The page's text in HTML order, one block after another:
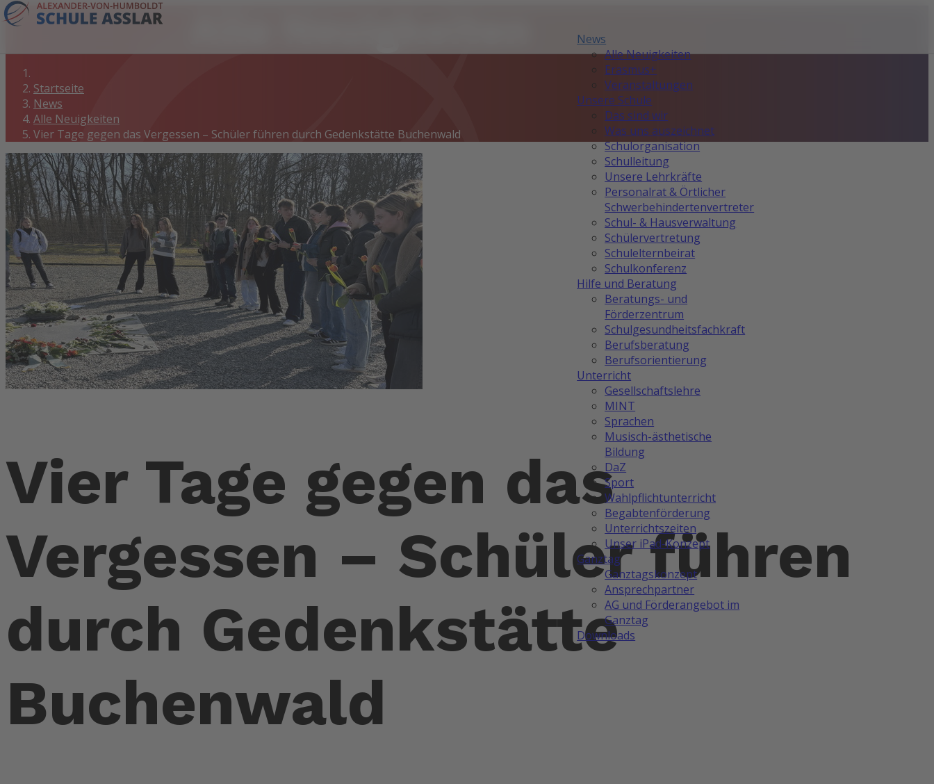
News
Alle Neuigkeiten
Erasmus+
Veranstaltungen
Unsere Schule
Das sind wir
Was uns auszeichnet
Schulorganisation
Schulleitung
Unsere Lehrkräfte
Personalrat & Örtlicher
Schwerbehindertenvertreter
Schul- & Hausverwaltung
Schülervertretung
Schulelternbeirat
Schulkonferenz
Hilfe und Beratung
Beratungs- und
Förderzentrum
Schulgesundheitsfachkraft
Berufsberatung
Berufsorientierung
Unterricht
Gesellschaftslehre
MINT
Sprachen
Musisch-ästhetische
Bildung
DaZ
Sport
Wahlpflichtunterricht
Begabtenförderung
Unterrichtszeiten
Unser iPad-Konzept
Ganztag
Ganztagskonzept
Ansprechpartner
AG und Förderangebot im
Ganztag
Downloads
Startseite
News
Alle Neuigkeiten
Vier Tage gegen das Vergessen – Schüler führen durch Gedenkstätte Buchenwald
Vier Tage gegen das
Vergessen – Schüler führen
durch Gedenkstätte
Buchenwald